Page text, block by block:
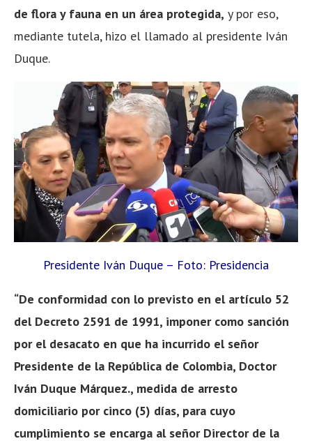
de flora y fauna en un área protegida, y por eso,
mediante tutela, hizo el llamado al presidente Iván
Duque.
Presidente Iván Duque – Foto: Presidencia
“De conformidad con lo previsto en el artículo 52
del Decreto 2591 de 1991, imponer como sanción
por el desacato en que ha incurrido el señor
Presidente de la República de Colombia, Doctor
Iván Duque Márquez., medida de arresto
domiciliario por cinco (5) días, para cuyo
cumplimiento se encarga al señor Director de la